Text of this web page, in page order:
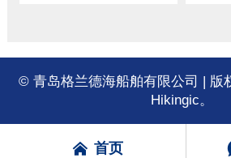
© 青岛格兰德海船舶有限公司 | 版
Hikingic。
 首页